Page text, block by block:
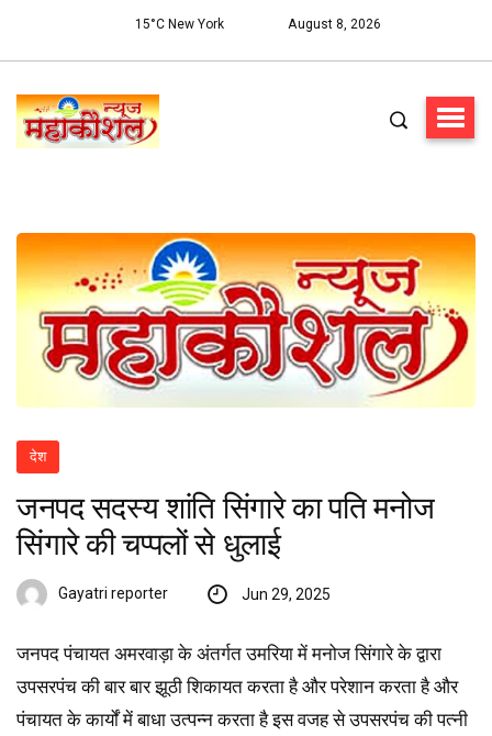
15°C New York August 8, 2026
देश
जनपद सदस्य शांति सिंगारे का पति मनोज
सिंगारे की चप्पलों से धुलाई
Gayatri reporter Jun 29, 2025
जनपद पंचायत अमरवाड़ा के अंतर्गत उमरिया में मनोज सिंगारे के द्वारा
उपसरपंच की बार बार झूठी शिकायत करता है और परेशान करता है और
पंचायत के कार्यों में बाधा उत्पन्न करता है इस वजह से उपसरपंच की पत्नी